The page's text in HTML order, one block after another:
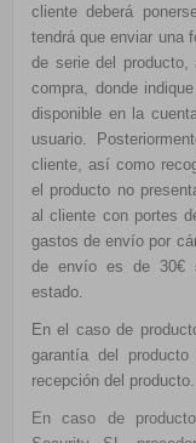
cliente deberá
tendrá que enviar una
de serie del
compra, donde
disponible en la
usuario.
cliente, así como
el producto no
al cliente con portes
gastos de envío por
de envío es de 30€
estado.
En el caso de
garantía del
recepción del producto.
En caso de